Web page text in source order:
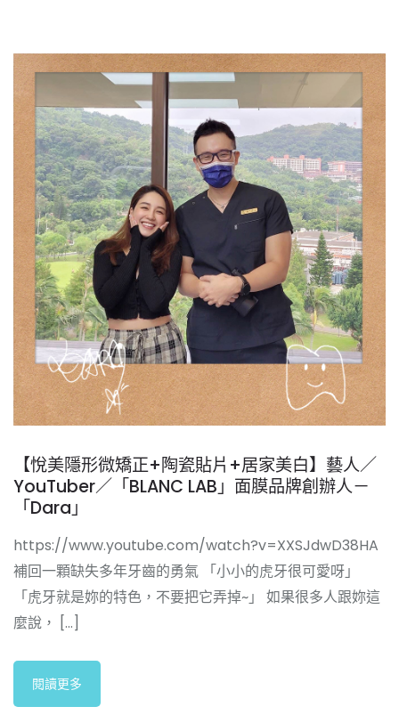
【悅美隱形微矯正+陶瓷貼片+居家美白】藝人／
YouTuber／「BLANC LAB」面膜品牌創辦人－
「Dara」
https://www.youtube.com/watch?v=XXSJdwD38HA
補回一顆缺失多年牙齒的勇氣 「小小的虎牙很可愛呀」
「虎牙就是妳的特色，不要把它弄掉~」 如果很多人跟妳這
麼說， [...]
閱讀更多